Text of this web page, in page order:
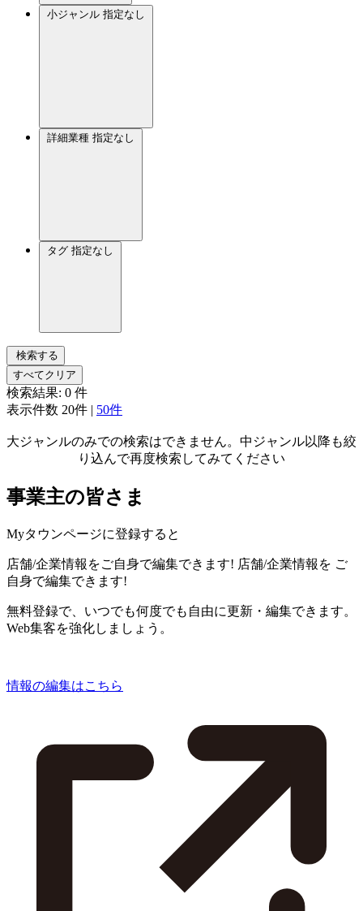
小ジャンル 指定なし
詳細業種 指定なし
タグ 指定なし
検索する
すべてクリア
検索結果: 0 件
表示件数 20件 | 50件
大ジャンルのみでの検索はできません。中ジャンル以降も絞
り込んで再度検索してみてください
事業主の皆さま
Myタウンページに登録すると
店舗/企業情報をご自身で編集できます! 店舗/企業情報を ご
自身で編集できます!
無料登録で、いつでも何度でも自由に更新・編集できます。
Web集客を強化しましょう。
情報の編集はこちら